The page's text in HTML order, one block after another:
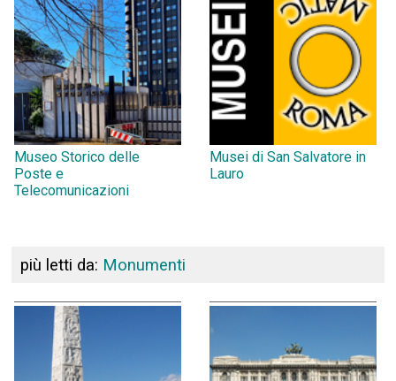
Museo Storico delle
Poste e
Telecomunicazioni
Musei di San Salvatore in
Lauro
più letti da: Monumenti